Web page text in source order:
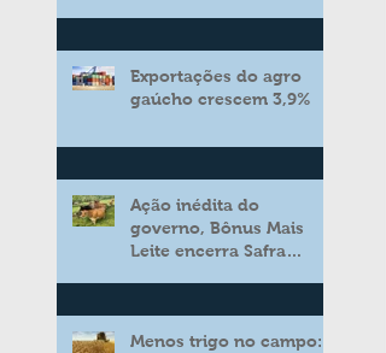
Exportações do agro
gaúcho crescem 3,9%
Ação inédita do
governo, Bônus Mais
Leite encerra Safra
aos produtores de leite
Menos trigo no campo: